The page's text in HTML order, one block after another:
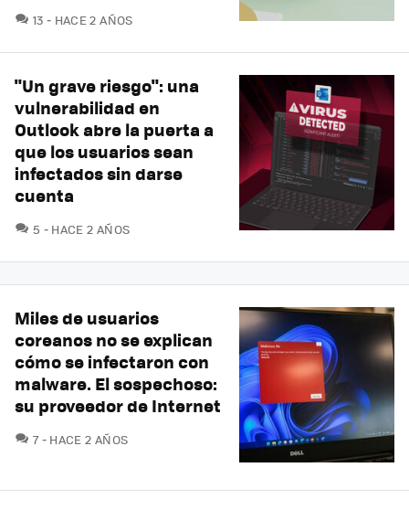
13 COMENTARIOS
HACE 2 AÑOS
"Un grave riesgo": una
vulnerabilidad en
Outlook abre la puerta a
que los usuarios sean
infectados sin darse
cuenta
5 COMENTARIOS
HACE 2 AÑOS
Miles de usuarios
coreanos no se explican
cómo se infectaron con
malware. El sospechoso:
su proveedor de Internet
7COMENTARIOS
HACE 2 AÑOS